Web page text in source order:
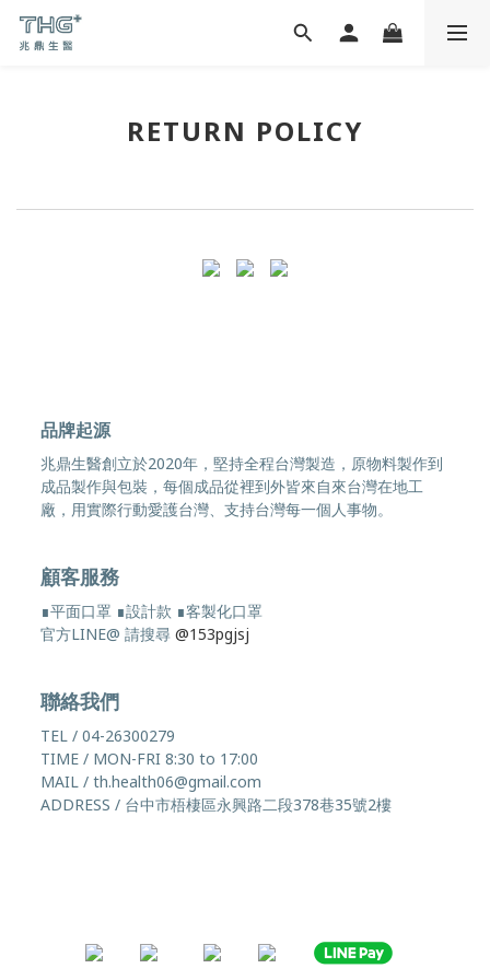
RETURN POLICY
品牌起源
兆鼎生醫創立於2020年，堅持全程台灣製造，原物料製作到
成品製作與包裝，每個成品從裡到外皆來自來台灣在地工
廠，用實際行動愛護台灣、支持台灣每一個人事物。
顧客服務
∎平面口罩 ∎設計款 ∎客製化口罩
官方LINE@ 請搜尋 @153pgjsj
聯絡我們
TEL / 04-26300279
TIME / MON-FRI 8:30 to 17:00
MAIL / th.health06@gmail.com
ADDRESS / 台中市梧棲區永興路二段378巷35號2樓